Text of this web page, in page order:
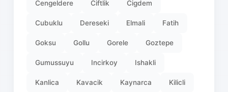
Cengeldere Ciftlik Cigdem
Cubuklu Dereseki Elmali Fatih
Goksu Gollu Gorele Goztepe
Gumussuyu Incirkoy Ishakli
Kanlica Kavacik Kaynarca Kilicli